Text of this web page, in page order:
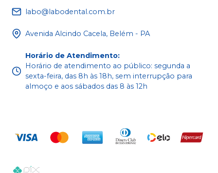
labo@labodental.com.br
Avenida Alcindo Cacela, Belém - PA
Horário de Atendimento:
Horário de atendimento ao público: segunda a
sexta-feira, das 8h às 18h, sem interrupção para
almoço e aos sábados das 8 às 12h